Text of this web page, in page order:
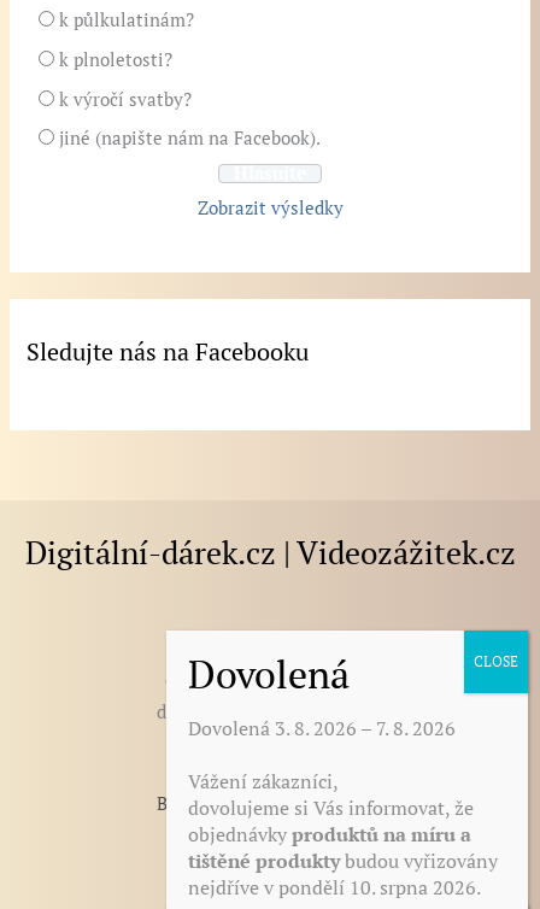
k půlkulatinám?
k plnoletosti?
k výročí svatby?
jiné (napište nám na Facebook).
Zobrazit výsledky
Sledujte nás na Facebooku
Digitální-dárek.cz | Videozážitek.cz
darek@digitalni-darek.cz
digitalni-darek@seznam.cz
BLOG - články, novinky, tipy
Otázky a odpovědi
Zdarma ke stažení
Reference
Dovolená 3. 8. 2026 – 7. 8. 2026
Vážení zákazníci,
dovolujeme si Vás informovat, že
objednávkyproduktů na míru a
tištěné produktybudou vyřizovány
nejdříve v pondělí 10. srpna 2026.